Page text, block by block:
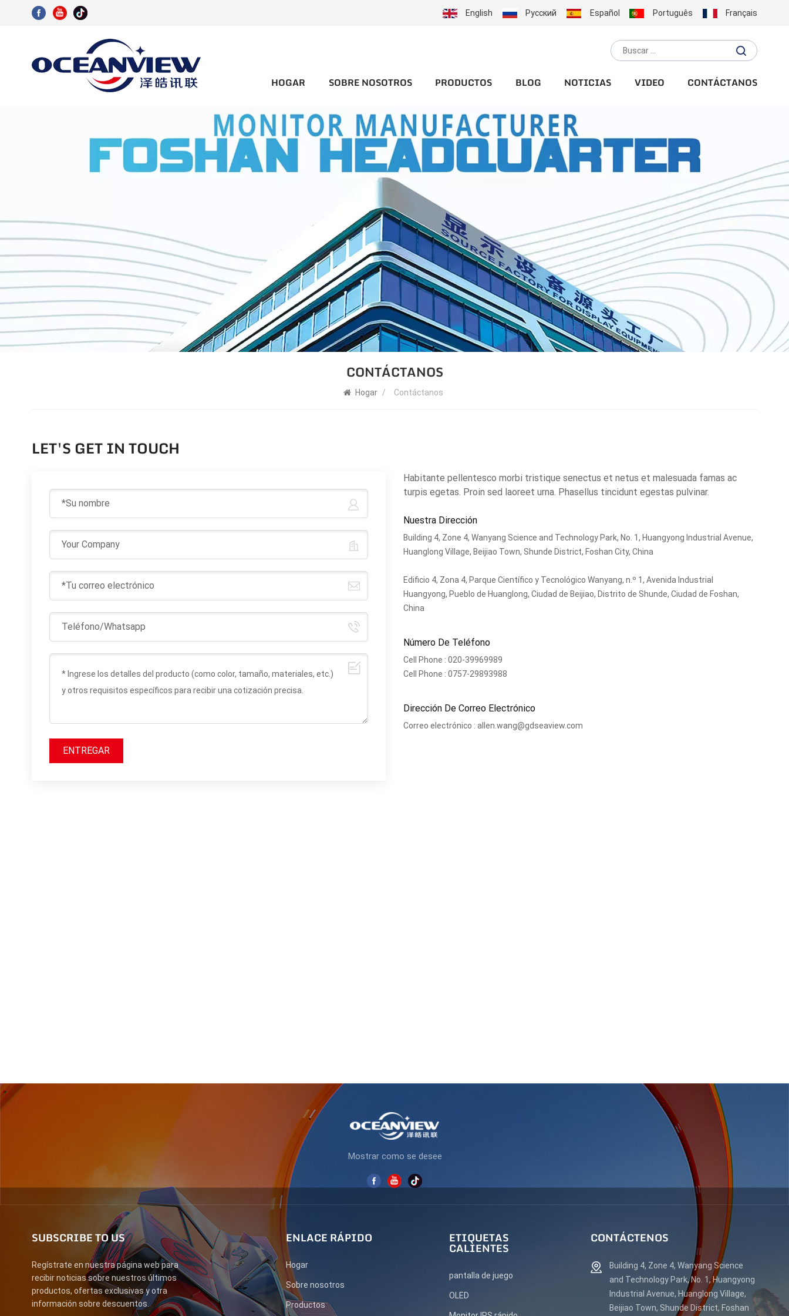
English Русский Español Português Français
HOGAR SOBRE NOSOTROS PRODUCTOS BLOG NOTICIAS VIDEO CONTÁCTANOS
CONTÁCTANOS
Hogar / Contáctanos
LET'S GET IN TOUCH
ENTREGAR
Habitante pellentesco morbi tristique senectus et netus et malesuada famas ac
turpis egetas. Proin sed laoreet urna. Phasellus tincidunt egestas pulvinar.
Nuestra Dirección
Building 4, Zone 4, Wanyang Science and Technology Park, No. 1, Huangyong Industrial Avenue,
Huanglong Village, Beijiao Town, Shunde District, Foshan City, China
Edificio 4, Zona 4, Parque Científico y Tecnológico Wanyang, n.º 1, Avenida Industrial
Huangyong, Pueblo de Huanglong, Ciudad de Beijiao, Distrito de Shunde, Ciudad de Foshan,
China
Número De Teléfono
Cell Phone : 020-39969989
Cell Phone : 0757-29893988
Dirección De Correo Electrónico
Correo electrónico : allen.wang@gdseaview.com
Mostrar como se desee
SUBSCRIBE TO US
Regístrate en nuestra página web para
recibir noticias sobre nuestros últimos
productos, ofertas exclusivas y otra
información sobre descuentos.
ENLACE RÁPIDO
Hogar
Sobre nosotros
Productos
ETIQUETAS
CALIENTES
pantalla de juego
OLED
CONTÁCTENOS
Building 4, Zone 4, Wanyang Science
and Technology Park, No. 1, Huangyong
Industrial Avenue, Huanglong Village,
Beijiao Town, Shunde District, Foshan